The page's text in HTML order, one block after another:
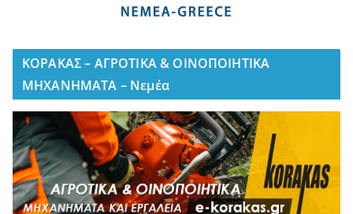
ΚΟΡΑΚΑΣ – ΑΓΡΟΤΙΚΑ & ΟΙΝΟΠΟΙΗΤΙΚΑ
ΜΗΧΑΝΗΜΑΤΑ – Νεμέα